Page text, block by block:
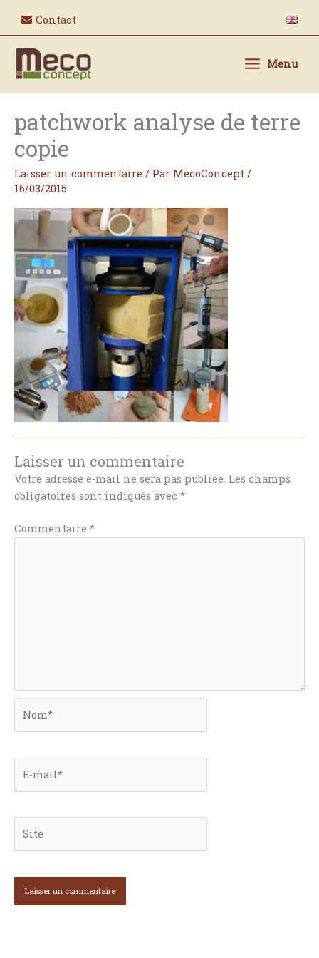
Contact
Menu
patchwork analyse de terre
copie
Laisser un commentaire / Par MecoConcept /
16/03/2015
Laisser un commentaire
Votre adresse e-mail ne sera pas publiée. Les champs
obligatoires sont indiqués avec *
Commentaire *
mail*